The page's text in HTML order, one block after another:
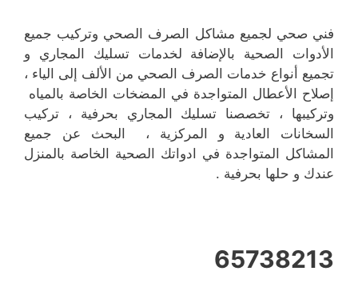
فني صحي لجميع مشاكل الصرف الصحي وتركيب جميع
الأدوات الصحية بالإضافة لخدمات تسليك المجاري و
تجميع أنواع خدمات الصرف الصحي من الألف إلى الياء ،
إصلاح الأعطال المتواجدة في المضخات الخاصة بالمياه
وتركيبها ، تخصصنا تسليك المجاري بحرفية ، تركيب
السخانات العادية و المركزية ، البحث عن جميع
المشاكل المتواجدة في ادواتك الصحية الخاصة بالمنزل
عندك و حلها بحرفية .
65738213